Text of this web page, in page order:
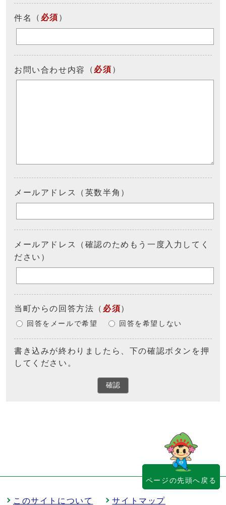
件名 （ 必須 ）
お問い合わせ内容 （ 必須 ）
メールアドレス（英数半角）
メールアドレス（確認のためもう一度入力してく
ださい）
当町からの回答方法 （ 必須）
回答をメールで希望 回答を希望しない
書き込みが終わりましたら、下の確認ボタンを押
してください。
確認
このサイトについて サイトマップ
ページの先頭へ戻る